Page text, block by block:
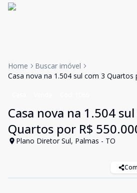
Home
Buscar imóvel
Casa nova na 1.504 sul com 3 Quartos
Casa nova na 1.504
Quartos por R$
Plano Diretor Sul, Palmas - TO